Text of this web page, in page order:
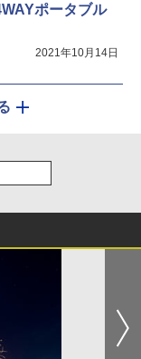
ポータブル
2021年10月14日